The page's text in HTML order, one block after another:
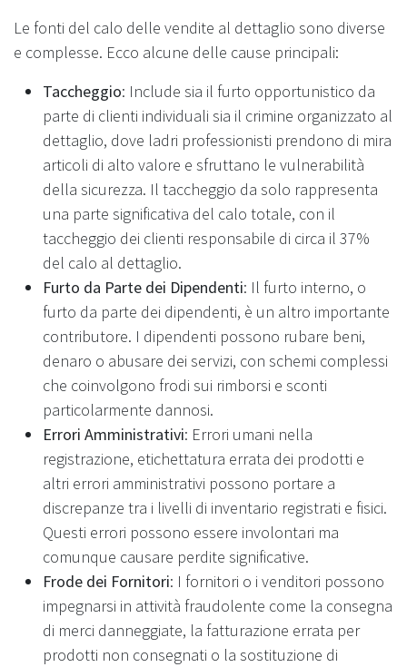
Le fonti del calo delle vendite al dettaglio sono diverse
e complesse. Ecco alcune delle cause principali:
Taccheggio: Include sia il furto opportunistico da
parte di clienti individuali sia il crimine organizzato al
dettaglio, dove ladri professionisti prendono di mira
articoli di alto valore e sfruttano le vulnerabilità
della sicurezza. Il taccheggio da solo rappresenta
una parte significativa del calo totale, con il
taccheggio dei clienti responsabile di circa il 37%
del calo al dettaglio.
Furto da Parte dei Dipendenti: Il furto interno, o
furto da parte dei dipendenti, è un altro importante
contributore. I dipendenti possono rubare beni,
denaro o abusare dei servizi, con schemi complessi
che coinvolgono frodi sui rimborsi e sconti
particolarmente dannosi.
Errori Amministrativi: Errori umani nella
registrazione, etichettatura errata dei prodotti e
altri errori amministrativi possono portare a
discrepanze tra i livelli di inventario registrati e fisici.
Questi errori possono essere involontari ma
comunque causare perdite significative.
Frode dei Fornitori: I fornitori o i venditori possono
impegnarsi in attività fraudolente come la consegna
di merci danneggiate, la fatturazione errata per
prodotti non consegnati o la sostituzione di